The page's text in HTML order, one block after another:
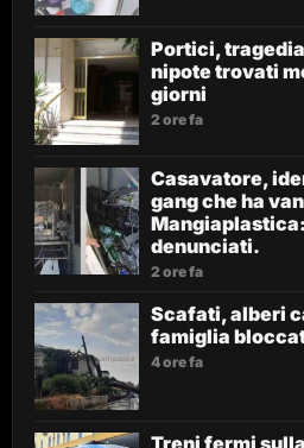
Portici,
nipote trovati
giorni
2 ore fa
Casavatore,
gang che ha
denunciati.
2 ore fa
Scafati, alberi
famiglia
4 ore fa
Treni fermi